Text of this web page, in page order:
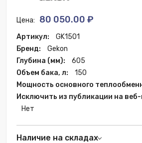
Цена: 80 050.00 ₽
Артикул:
GK1501
Бренд:
Gekon
Глубина (мм):
605
Объем бака, л:
150
Мощность основного
Исключить из публикации на
Нет
Наличие на складах